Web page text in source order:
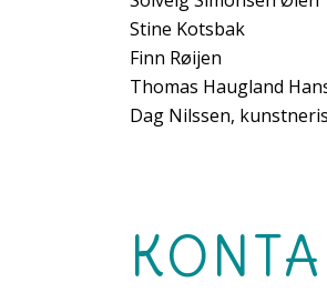
Stine Kotsbak
Finn Røijen
Thomas Haugland
Dag Nilssen,